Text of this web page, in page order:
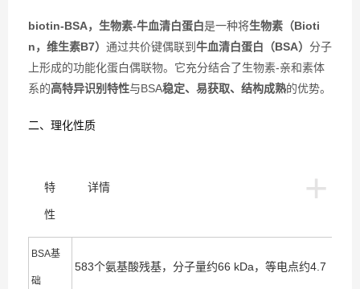
biotin-BSA，生物素-牛血清白蛋白是一种将生物素（Bioti
n，维生素B7） 通过共价键偶联到 牛血清白蛋白（BSA） 分子
上形成的功能化蛋白偶联物。它充分结合了生物素-亲和素体
系的高特异识别特性与BSA稳定、易获取、结构成熟的优势。
二、理化性质
+
特
性
详情
BSA基
础
583个氨基酸残基，分子量约66 kDa，等电点约4.7